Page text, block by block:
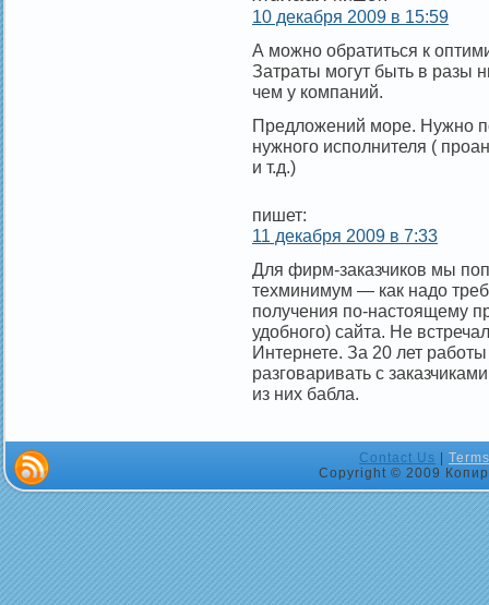
10 декабря 2009 в 15:59
А можно обратиться к
Затраты могут быть в разы
чем у компаний.
Предложений море. Нужно
нужного исполнителя (
и т.д.)
пишет:
11 декабря 2009 в 7:33
Для фирм-заказчиков мы
техминимум — как надо
получения по-настоящему
удобного) сайта. Не
Интернете. За 20 лет
разговаривать с
из них бабла.
Contact Us |
Copyright © 2009